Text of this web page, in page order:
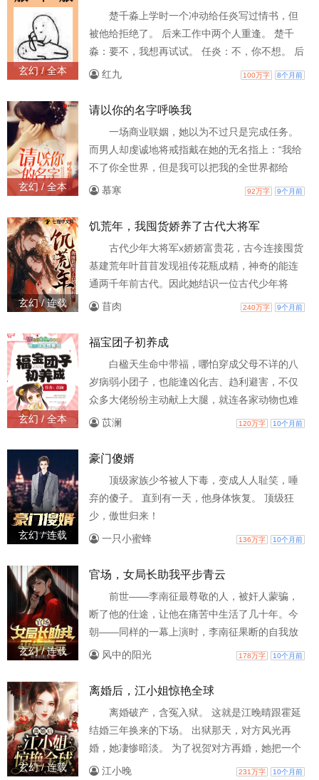
中义诊。几个村民帮着赵家夫妇合力将女儿霖娘
抓来修士案前。檐外雨露沙沙，修士伸手摘下她
额前的朱砂黄符，问
玄幻 / 全本
楚千淼上学时一个冲动给任炎写过情书，但
被他给拒绝了。 后来工作中两个人重逢。 楚千
淼：要不，我想再试试。 任炎：不，你不想。 后
来她就真的再也不想这个事，毕竟天下帅爷们那
体却整天围着她转是几个意思？
红九 100万字 8个月前
玄幻 / 全本
请以你的名字呼唤我
一场商业联姻，她以为不过只是完成任务。
而男人却虔诚地将戒指戴在她的无名指上：“我给
不了你全世界，但是我可以把我的全世界都给
你。”精-彩-收-藏：woo18.vip(Woo18.Vip)
慕寒 92万字 9个月前
玄幻 / 连载
饥荒年，我囤货娇养了古代大将军
古代少年大将军x娇娇富贵花，古今连接囤货
基建荒年叶苜苜发现祖传花瓶成精，神奇的能连
通两千年前古代。因此她结识一位古代少年将
军。将军镇守边塞重城，被蛮族三十万大军包
下八万人。走投无路，将军向神明乞求水和食
了！她囤积大量物资，投喂将士和百姓。包子馒
头花卷肉夹馍每天不重样，给古代人一点现代美
食的小震撼。寄兵书，屯粮招兵
苜肉 240万字 9个月前
玄幻 / 全本
福宝团子初养成
白楹天生命中带福，哪怕穿成父母不详的八
岁病弱小团子，也能逢凶化吉、趋利避害，不仅
众多大佬纷纷主动献上大腿，就连各家动物也难
逃她的魅力。唯独那个被困冷宫的废皇子，一点
苡澜 120万字 10个月前
玄幻 / 连载
豪门傻婿
顶级家族少爷被人下毒，变成人人耻笑，唾
弃的傻子。 直到有一天，他身体恢复。 顶级狂
少，傲世归来！
一只小蜜蜂 136万字 10个月前
玄幻 / 连载
官场，女局长助我平步青云
前世——李南征最尊敬的人，被奸人蒙骗，
断了他的仕途，让他在痛苦中生活了几十年。今
朝——同样的一幕上演时，李南征果断的自我放
逐出家门。他利用重生几十年的优势，在官场上
风中的阳光 178万字 10个月前
玄幻 / 连载
离婚后，江小姐惊艳全球
离婚破产，含冤入狱。 这就是江晚晴跟霍延
结婚三年换来的下场。 出狱那天，对方风光再
婚，她凄惨暗淡。 为了祝贺对方再婚，她把一个
藏在心中多年的秘密送到他的婚礼上，以最决绝
江小晚 231万字 10个月前